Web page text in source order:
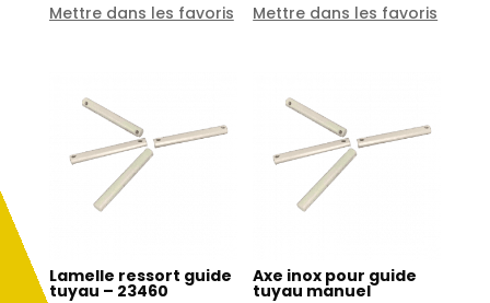
Mettre dans les favoris Mettre dans les favoris
Lamelle ressort guide
tuyau – 23460
Axe inox pour guide
tuyau manuel